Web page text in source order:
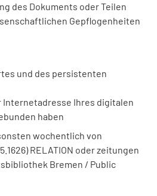
des Dokuments oder Teilen
Gepflogenheiten
und des persistenten
Ihres digitalen
haben
wochentlich von
RELATION oder zeitungen
Bremen / Public